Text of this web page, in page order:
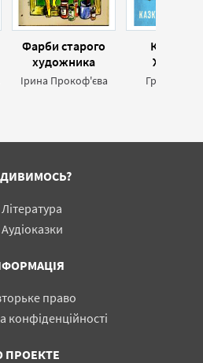
Фарби старого
художника
Ірина Прокоф'єва
Казка
Женчика
Григорій
Література
Аудіоказки
право
конфіденційності
ПРОЕКТЕ